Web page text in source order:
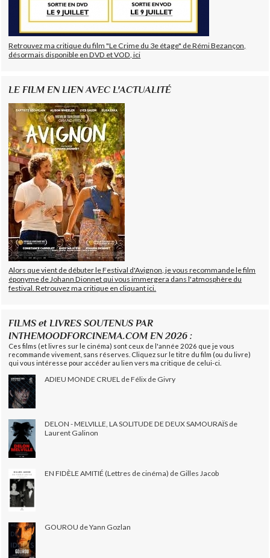
Retrouvez ma critique du film "Le Crime du 3e étage" de Rémi Bezançon,
désormais disponible en DVD et VOD, ici
LE FILM EN LIEN AVEC L'ACTUALITÉ
Alors que vient de débuter le Festival d'Avignon, je vous recommande le film
éponyme de Johann Dionnet qui vous immergera dans l'atmosphère du
festival. Retrouvez ma critique en cliquant ici.
FILMS et LIVRES SOUTENUS PAR
INTHEMOODFORCINEMA.COM EN 2026 :
Ces films (et livres sur le cinéma) sont ceux de l'année 2026 que je vous
recommande vivement, sans réserves. Cliquez sur le titre du film (ou du livre)
qui vous intéresse pour accéder au lien vers ma critique de celui-ci.
ADIEU MONDE CRUEL de Félix de Givry
DELON - MELVILLE, LA SOLITUDE DE DEUX SAMOURAÏS de
Laurent Galinon
EN FIDÈLE AMITIÉ (Lettres de cinéma) de Gilles Jacob
GOUROU de Yann Gozlan